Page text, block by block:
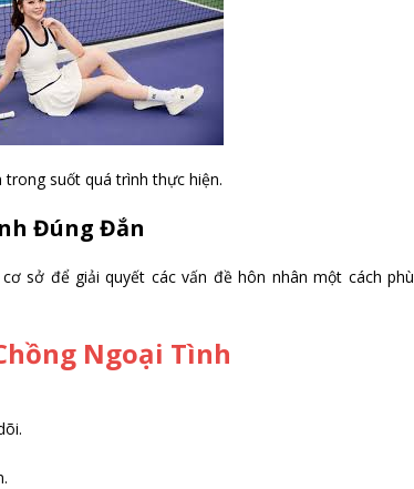
suốt quá trình thực hiện.
Đúng Đắn
sở để giải quyết các vấn đề hôn nhân một cách phù
Ngoại Tình